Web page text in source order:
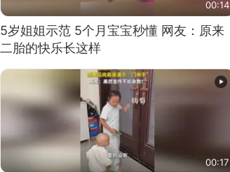
00:14
5岁姐姐示范 5个月宝宝秒懂 网友：原来
二胎的快乐长这样
00:17